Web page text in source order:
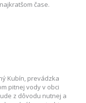
čase.
Kubín, prevádzka
pitnej vody v obci
z dôvodu nutnej a